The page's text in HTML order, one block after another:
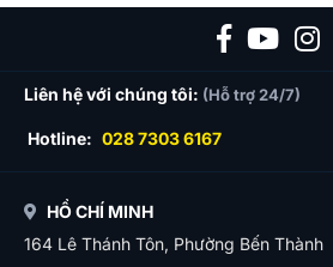
Liên hệ với chúng tôi: (Hỗ trợ 24/7)
Hotline: 028 7303 6167
HỒ CHÍ MINH
164 Lê Thánh Tôn, Phường Bến Thành